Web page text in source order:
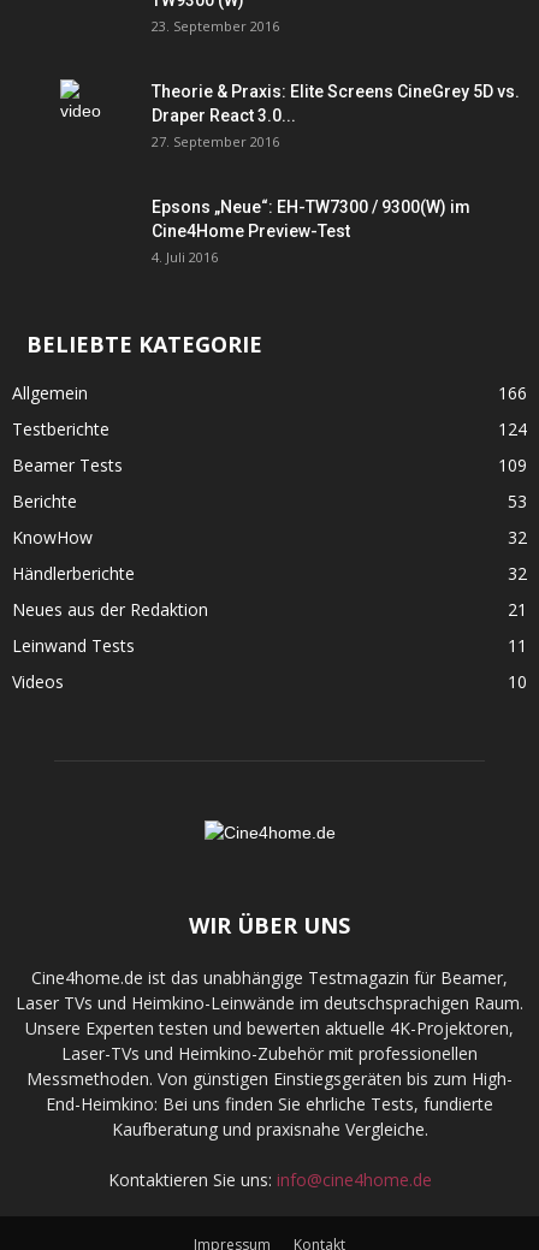
23. September 2016
Theorie & Praxis: Elite Screens CineGrey 5D vs.
Draper React 3.0...
27. September 2016
Epsons „Neue“: EH-TW7300 / 9300(W) im
Cine4Home Preview-Test
4. Juli 2016
BELIEBTE KATEGORIE
Allgemein
166
Testberichte
124
Beamer Tests
109
Berichte
53
KnowHow
32
Händlerberichte
32
Neues aus der Redaktion
21
Leinwand Tests
11
Videos
10
WIR ÜBER UNS
Cine4home.de ist das unabhängige Testmagazin für Beamer,
Laser TVs und Heimkino-Leinwände im deutschsprachigen Raum.
Unsere Experten testen und bewerten aktuelle 4K-Projektoren,
Laser-TVs und Heimkino-Zubehör mit professionellen
Messmethoden. Von günstigen Einstiegsgeräten bis zum High-
End-Heimkino: Bei uns finden Sie ehrliche Tests, fundierte
Kaufberatung und praxisnahe Vergleiche.
Kontaktieren Sie uns: info@cine4home.de
Impressum Kontakt